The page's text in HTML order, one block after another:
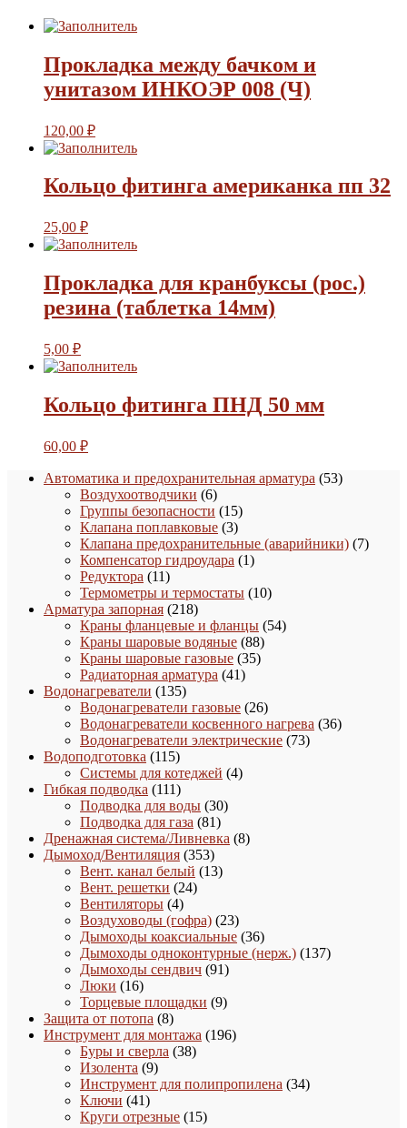
Прокладка между бачком и
унитазом ИНКОЭР 008 (Ч)
120,00 ₽
Кольцо фитинга американка пп 32
25,00 ₽
Прокладка для кранбуксы (рос.)
резина (таблетка 14мм)
5,00 ₽
Кольцо фитинга ПНД 50 мм
60,00 ₽
Автоматика и предохранительная арматура 5353
Воздухоотводчики 66
товаров
Группы безопасности 1515
товаров
Клапана поплавковые 33
товара
Клапана предохранительные (аварийники) 77
Компенсатор гидроудара 11
Редуктора 1111
товаров
Термометры и термостаты 1010
Арматура запорная 218218
товаров
Краны фланцевые и фланцы 5454
Краны шаровые водяные 8888
товаров
Краны шаровые газовые 3535
Радиаторная арматура 4141
Водонагреватели 135135
товаров
Водонагреватели газовые 2626
товаров
Водонагреватели косвенного нагрева 3636
Водонагреватели электрические 7373
Водоподготовка 115115
товаров
Системы для котеджей 44
Гибкая подводка 111111
товаров
Подводка для воды 3030
Подводка для газа 8181
товар
Дренажная система/Ливневка 88
Дымоход/Вентиляция 353353
товара
Вент. канал белый 1313
Вент. решетки 2424
Вентиляторы 44
товара
Воздуховоды (гофра) 2323
товара
Дымоходы коаксиальные 3636
товаров
Дымоходы одноконтурные (нерж.) 137137
Дымоходы сендвич 9191
Люки 1616
товаров
Торцевые площадки 99
Защита от потопа 88
товаров
Инструмент для монтажа 196196
Буры и сверла 3838
Изолента 99
товаров
Инструмент для полипропилена 3434
Ключи 4141
товар
Круги отрезные 1515